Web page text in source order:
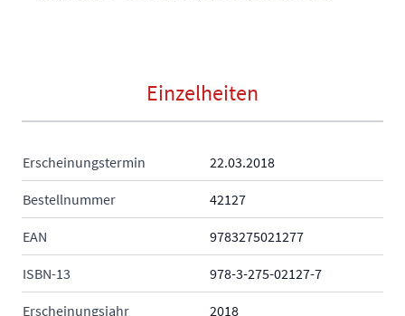
Einzelheiten
Erscheinungstermin 22.03.2018
Bestellnummer 42127
EAN 9783275021277
ISBN-13 978-3-275-02127-7
Erscheinungsjahr 2018